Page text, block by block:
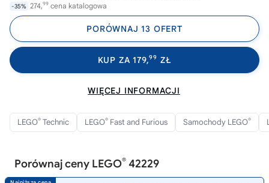
-35% 274,99 cena katalogowa
PORÓWNAJ 13 OFERT
KUP ZA 179,99 ZŁ
WIĘCEJ INFORMACJI
LEGO® Technic LEGO® Fast and Furious Samochody LEGO®
Porównaj ceny LEGO® 42229